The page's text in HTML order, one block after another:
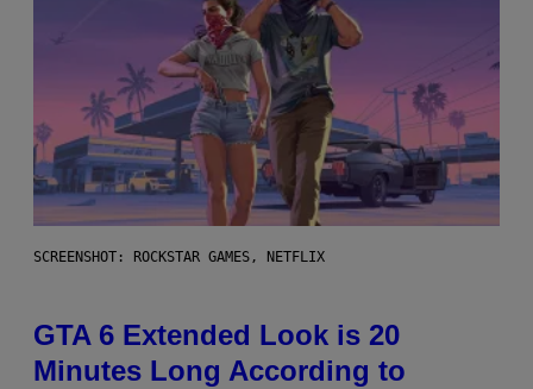
SCREENSHOT: ROCKSTAR GAMES, NETFLIX
GTA 6 Extended Look is 20
Minutes Long According to